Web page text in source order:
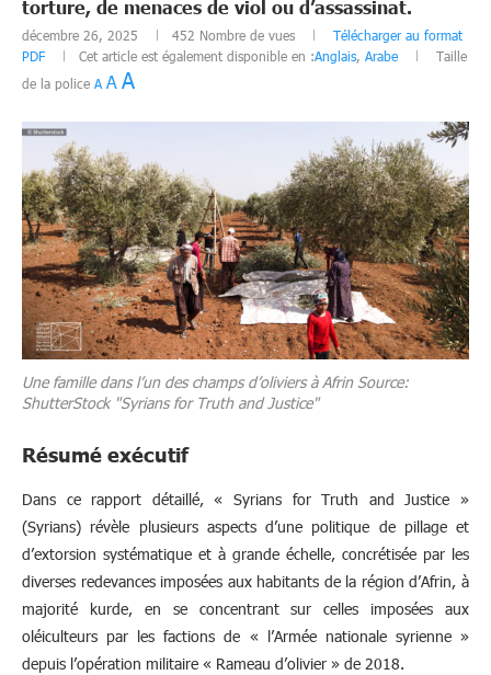
torture, de menaces de viol ou d’assassinat.
décembre 26, 2025 452 Nombre de vues
Télécharger au format
PDF
Cet article est également disponible en :Anglais, Arabe
Taille
de la police A AA
Une famille dans l’un des champs d’oliviers à Afrin Source:
ShutterStock "Syrians for Truth and Justice"
Résumé exécutif
Dans ce rapport détaillé, « Syrians for Truth and Justice »
(Syrians) révèle plusieurs aspects d’une politique de pillage et
d’extorsion systématique et à grande échelle, concrétisée par les
diverses redevances imposées aux habitants de la région d’Afrin, à
majorité kurde, en se concentrant sur celles imposées aux
oléiculteurs par les factions de « l’Armée nationale syrienne »
depuis l’opération militaire « Rameau d’olivier » de 2018.